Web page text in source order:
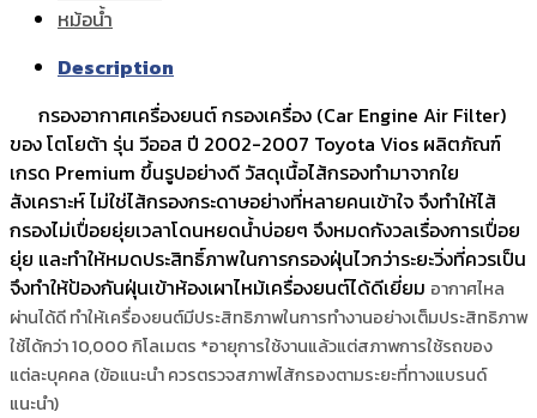
หม้อน้ำ
Description
กรองอากาศเครื่องยนต์ กรองเครื่อง (Car Engine Air Filter)
ของ โตโยต้า รุ่น วีออส ปี 2002-2007 Toyota Vios ผลิตภัณฑ์
เกรด Premium ขึ้นรูปอย่างดี วัสดุเนื้อไส้กรองทำมาจากใย
สังเคราะห์ ไม่ใช่ไส้กรองกระดาษอย่างที่หลายคนเข้าใจ จึงทำให้ไส้
กรองไม่เปื่อยยุ่ยเวลาโดนหยดน้ำบ่อยๆ จึงหมดกังวลเรื่องการเปื่อย
ยุ่ย และทำให้หมดประสิทธิ์ภาพในการกรองฝุ่นไวกว่าระยะวิ่งที่ควรเป็น
จึงทำให้ป้องกันฝุ่นเข้าห้องเผาไหม้เครื่องยนต์ได้ดีเยี่ยม อากาศไหล
ผ่านได้ดี ทำให้เครื่องยนต์มีประสิทธิภาพในการทำงานอย่างเต็มประสิทธิภาพ
ใช้ได้กว่า 10,000 กิโลเมตร *อายุการใช้งานแล้วแต่สภาพการใช้รถของ
แต่ละบุคคล (ข้อแนะนำ ควรตรวจสภาพไส้กรองตามระยะที่ทางแบรนด์
แนะนำ)